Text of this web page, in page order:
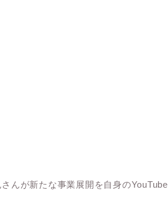
んが新たな事業展開を自身の